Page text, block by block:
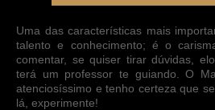
Uma das características mais
talento e conhecimento; é o
comentar, se quiser tirar dúvidas,
terá um professor te guiando. O
atenciosíssimo e tenho certeza que
lá, experimente!